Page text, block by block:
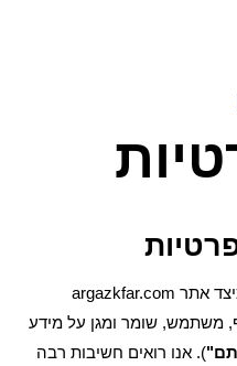
מדיניות פרטיות זו נועדה להסביר כיצד אתר argazkfar.com
משתמש, שומר ומגן על מידע
). אנו רואים חשיבות רבה